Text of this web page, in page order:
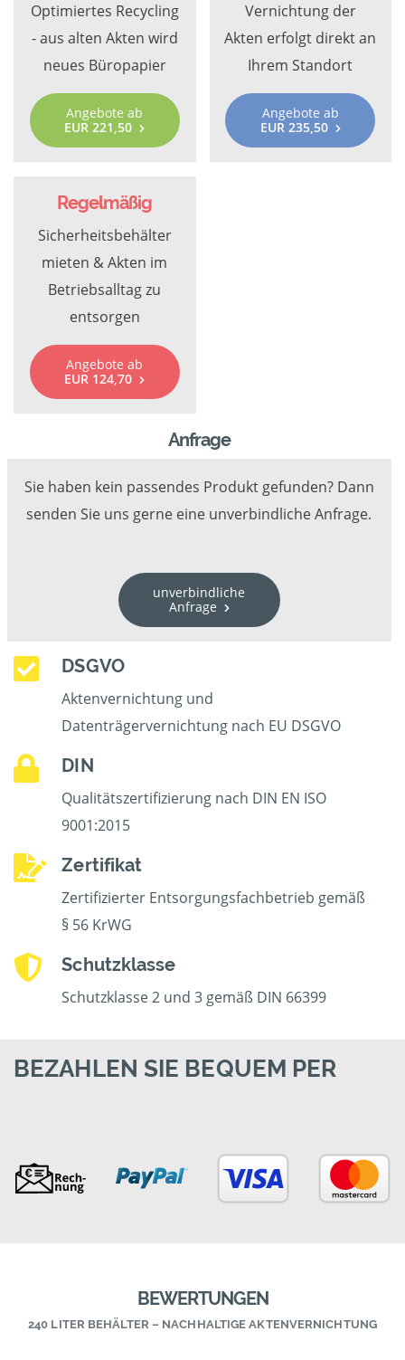
Optimiertes Recycling
- aus alten Akten wird
neues Büropapier
Angebote ab
EUR 221,50
Vernichtung der
Akten erfolgt direkt an
Ihrem Standort
Angebote ab
EUR 235,50
Regelmäßig
Sicherheitsbehälter
mieten & Akten im
Betriebsalltag zu
entsorgen
Angebote ab
EUR 124,70
Anfrage
Sie haben kein passendes Produkt gefunden? Dann
senden Sie uns gerne eine unverbindliche Anfrage.
unverbindliche
Anfrage
DSGVO
Aktenvernichtung und
Datenträgervernichtung nach EU DSGVO
DIN
Qualitätszertifizierung nach DIN EN ISO
9001:2015
Zertifikat
Zertifizierter Entsorgungsfachbetrieb gemäß
§ 56 KrWG
Schutzklasse
Schutzklasse 2 und 3 gemäß DIN 66399
BEZAHLEN SIE BEQUEM PER
BEWERTUNGEN
240 LITER BEHÄLTER – NACHHALTIGE AKTENVERNICHTUNG